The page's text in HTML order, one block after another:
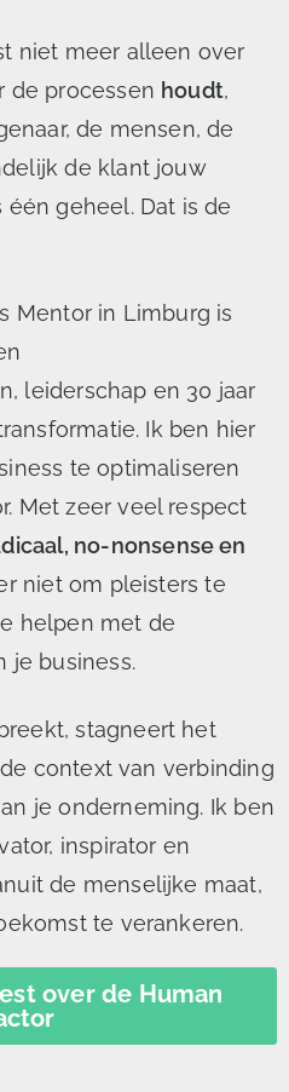
niet meer alleen over
de processen houdt,
de mensen, de
de klant jouw
één geheel. Dat is de
Mentor in Limburg is
leiderschap en 30 jaar
Ik ben hier
te optimaliseren
Met zeer veel respect
no-nonsense en
niet om pleisters te
helpen met de
je business.
stagneert het
context van verbinding
je onderneming. Ik ben
inspirator en
de menselijke maat,
te verankeren.
over de Human